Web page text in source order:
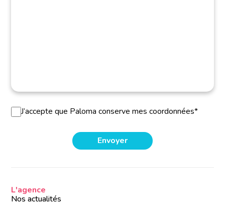
J’accepte que Paloma conserve mes coordonnées*
L'agence
Nos actualités